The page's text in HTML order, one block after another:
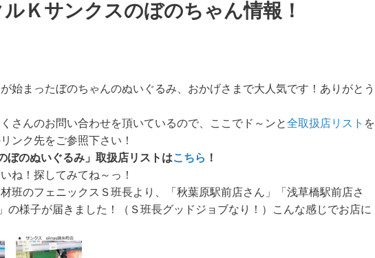
Ｋサンクスのぼのちゃん情報！
始まったぼのちゃんのぬいぐるみ、おかげさまで大人気です！ありがとう
さんのお問い合わせを頂いているので、ここでド～ンと全取扱店リスト を
ンク先をご参照下さい！
ぼのぬいぐるみ」取扱店リストはこちら ！
ね！探してみてね～っ！
班のフェニックスＳ班長より、「秋葉原駅前店さん」「浅草橋駅前店さ
の様子が届きました！（Ｓ班長グッドジョブなり！）こんな感じでお店に